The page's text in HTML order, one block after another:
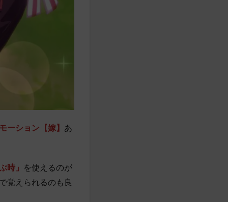
ーション【嫁】 あ
時」 を使えるのが
覚えられるのも良